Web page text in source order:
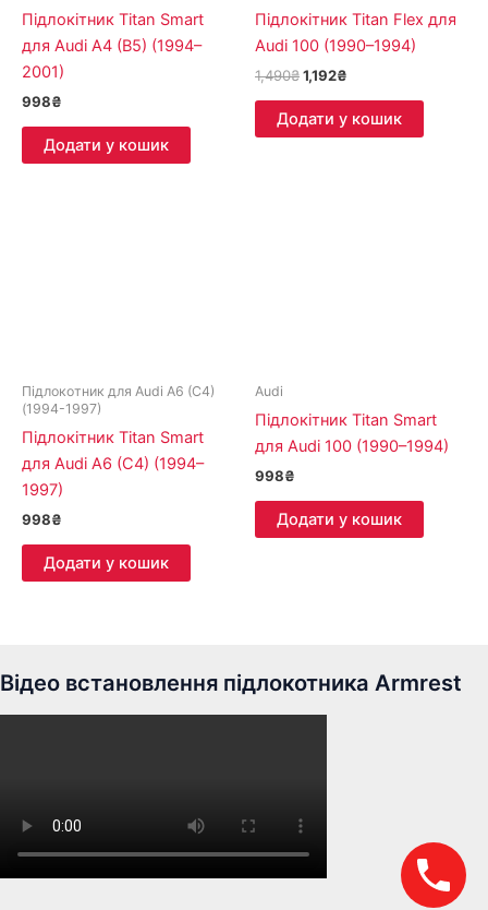
Підлокітник Titan Smart
для Audi A4 (B5) (1994–
2001)
998₴
Додати у кошик
Підлокітник Titan Flex для
Audi 100 (1990–1994)
1,490₴1,192₴
Додати у кошик
Підлокотник для Audi A6 (C4)
(1994-1997)
Підлокітник Titan Smart
для Audi A6 (C4) (1994–
1997)
998₴
Додати у кошик
Audi
Підлокітник Titan Smart
для Audi 100 (1990–1994)
998₴
Додати у кошик
Відео встановлення підлокотника Armrest